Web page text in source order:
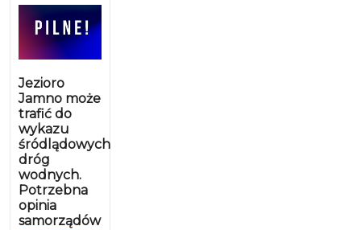
Jezioro
Jamno może
trafić do
wykazu
śródlądowych
dróg
wodnych.
Potrzebna
opinia
samorządów